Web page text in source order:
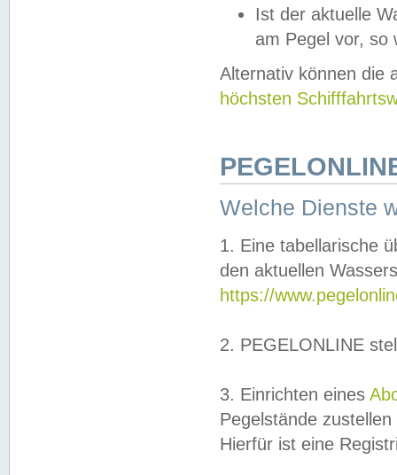
Ist der aktuelle
am Pegel vor,
Alternativ können die
höchsten
Welche Dienste
1. Eine tabellarische
den aktuellen
https://
2. PEGELONLINE
3. Einrichten eines
Pegelstände
Hierfür ist eine